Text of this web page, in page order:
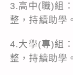
3.高中(職)組
整，持續助學。
4.大學(專)組
整，持續助學。